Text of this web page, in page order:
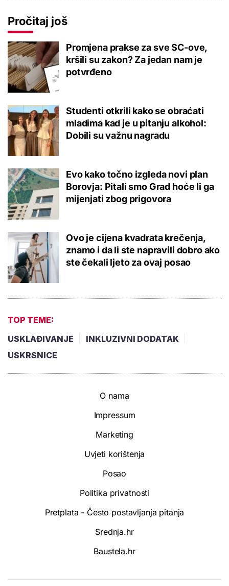
Pročitaj još
Promjena prakse za sve SC-ove,
kršili su zakon? Za jedan nam je
potvrđeno
Studenti otkrili kako se obraćati
mladima kad je u pitanju alkohol:
Dobili su važnu nagradu
Evo kako točno izgleda novi plan
Borovja: Pitali smo Grad hoće li ga
mijenjati zbog prigovora
Ovo je cijena kvadrata krečenja,
znamo i da li ste napravili dobro ako
ste čekali ljeto za ovaj posao
TOP TEME:
USKLAĐIVANJE
INKLUZIVNI DODATAK
USKRSNICE
O nama
Impressum
Marketing
Uvjeti korištenja
Posao
Politika privatnosti
Pretplata - Često postavljanja pitanja
Srednja.hr
Baustela.hr